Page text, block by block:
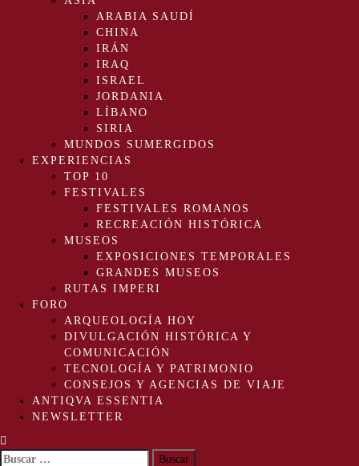
ARABIA SAUDÍ
CHINA
IRÁN
IRAQ
ISRAEL
JORDANIA
LÍBANO
SIRIA
MUNDOS SUMERGIDOS
EXPERIENCIAS
TOP 10
FESTIVALES
FESTIVALES ROMANOS
RECREACIÓN HISTÓRICA
MUSEOS
EXPOSICIONES TEMPORALES
GRANDES MUSEOS
RUTAS IMPERI
FORO
ARQUEOLOGÍA HOY
DIVULGACIÓN HISTÓRICA Y
COMUNICACIÓN
TECNOLOGÍA Y PATRIMONIO
CONSEJOS Y AGENCIAS DE VIAJE
ANTIQVA ESSENTIA
NEWSLETTER
Buscar: